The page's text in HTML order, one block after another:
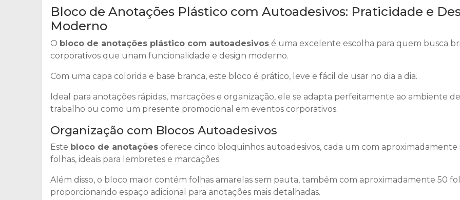
Bloco de Anotações Plástico com Autoadesivos: Praticidade e
Moderno
O bloco de anotações plástico com autoadesivos é uma excelente escolha para quem busca
corporativos que unam funcionalidade e design moderno.
Com uma capa colorida e base branca, este bloco é prático, leve e fácil de usar no dia a dia.
Ideal para anotações rápidas, marcações e organização, ele se adapta perfeitamente ao ambiente de
trabalho ou como um presente promocional em eventos corporativos.
Organização com Blocos Autoadesivos
Este bloco de anotações oferece cinco bloquinhos autoadesivos, cada um com aproximadamente
folhas, ideais para lembretes e marcações.
Além disso, o bloco maior contém folhas amarelas sem pauta, também com aproximadamente 50
proporcionando espaço adicional para anotações mais detalhadas.